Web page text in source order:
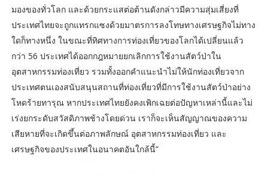
มองของทั่วโลก และด้วยกระแสต่อต้านดังกล่าวมีความสุ่มเสี่ยงที่
ประเทศไทยจะถูกแทรกแซงด้วยมาตรการลงโทษทางเศรษฐกิจไม่ทาง
ใดก็ทางหนึ่ง ในขณะที่ทิศทางการท่องเที่ยวของโลกได้เปลี่ยนแล้ว
กว่า 56 ประเทศได้ออกกฎหมายยกเลิกการใช้งานสัตว์ป่าใน
อุตสาหกรรมท่องเที่ยว รวมทั้งออกคำแนะนำไม่ให้นักท่องเที่ยวจาก
ประเทศตนเองสนับสนุนสถานที่ท่องเที่ยวที่มีการใช้งานสัตว์ป่าอย่าง
โหดร้ายทารุณ หากประเทศไทยยังคงเพิกเฉยต่อปัญหาเหล่านี้และไม่
เร่งยกระดับสวัสดิภาพช้างโดยด่วน เราก็จะเห็นสัญญาณของความ
เสียหายที่จะเกิดขึ้นต่อภาพลักษณ์ อุตสาหกรรมท่องเที่ยว และ
เศรษฐกิจของประเทศในอนาคตอันใกล้นี้”